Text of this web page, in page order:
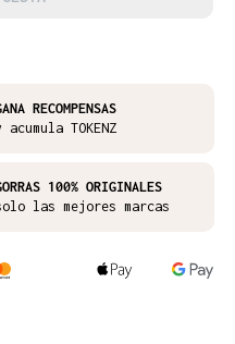
RECOMPENSAS
acumula TOKENZ
100% ORIGINALES
las mejores marcas